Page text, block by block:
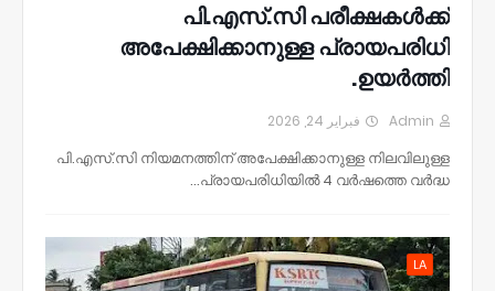
പി.എസ്.സി പരീക്ഷകൾക്ക്
അപേക്ഷിക്കാനുള്ള പ്രായപരിധി
ഉയർത്തി.
Admin فبراير 24, 2026
പി.എസ്.സി നിയമനത്തിന് അപേക്ഷിക്കാനുള്ള നിലവിലുള്ള
പ്രായപരിധിയിൽ 4 വർഷത്തെ വർദ്ധ…
LA